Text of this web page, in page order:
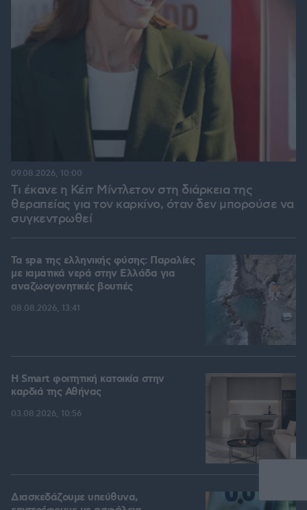
Τι έκανε η Κέιτ Μίντλετον στη διάρκεια της
θεραπείας για τον καρκίνο, όταν δεν μπορούσε να
συγκεντρωθεί
09.08.2026, 10:00
Τα spa της ελληνικής φύσης: Παραλίες
με ιαματικά νερά στην Ελλάδα για
αναζωογονητικές βουτιές
08.08.2026, 13:41
Η Smart φοιτητική κατοικία στην
καρδιά της Αθήνας
03.08.2026, 10:56
Διασκεδάζουμε υπεύθυνα,